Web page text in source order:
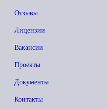
Отзывы
Лицензии
Вакансии
Проекты
Документы
Контакты